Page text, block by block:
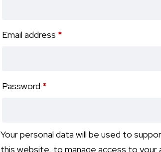
Email address *
Password *
Your personal data will be used to
this website, to manage access to